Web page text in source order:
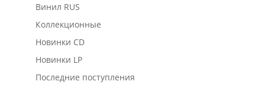
Винил RUS
Коллекционные
Новинки CD
Новинки LP
Последние поступления